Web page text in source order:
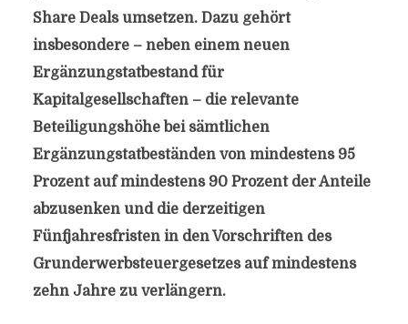
Share Deals umsetzen. Dazu gehört
insbesondere – neben einem neuen
Ergänzungstatbestand für
Kapitalgesellschaften – die relevante
Beteiligungshöhe bei sämtlichen
Ergänzungstatbeständen von mindestens 95
Prozent auf mindestens 90 Prozent der Anteile
abzusenken und die derzeitigen
Fünfjahresfristen in den Vorschriften des
Grunderwerbsteuergesetzes auf mindestens
zehn Jahre zu verlängern.